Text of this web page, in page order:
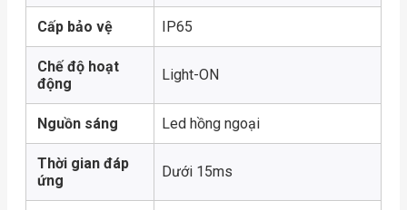
Cấp bảo vệ IP65
Chế độ hoạt
động
Light-ON
Nguồn sáng Led hồng ngoại
Thời gian đáp
ứng
Dưới 15ms